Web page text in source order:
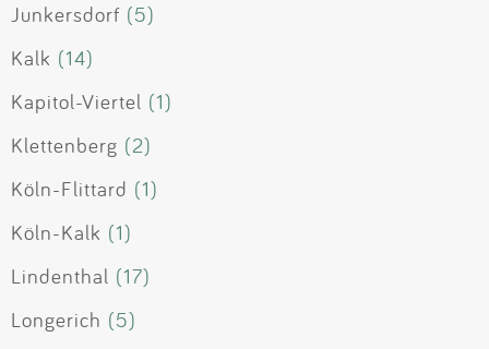
Junkersdorf (5)
Kalk (14)
Kapitol-Viertel (1)
Klettenberg (2)
Köln-Flittard (1)
Köln-Kalk (1)
Lindenthal (17)
Longerich (5)